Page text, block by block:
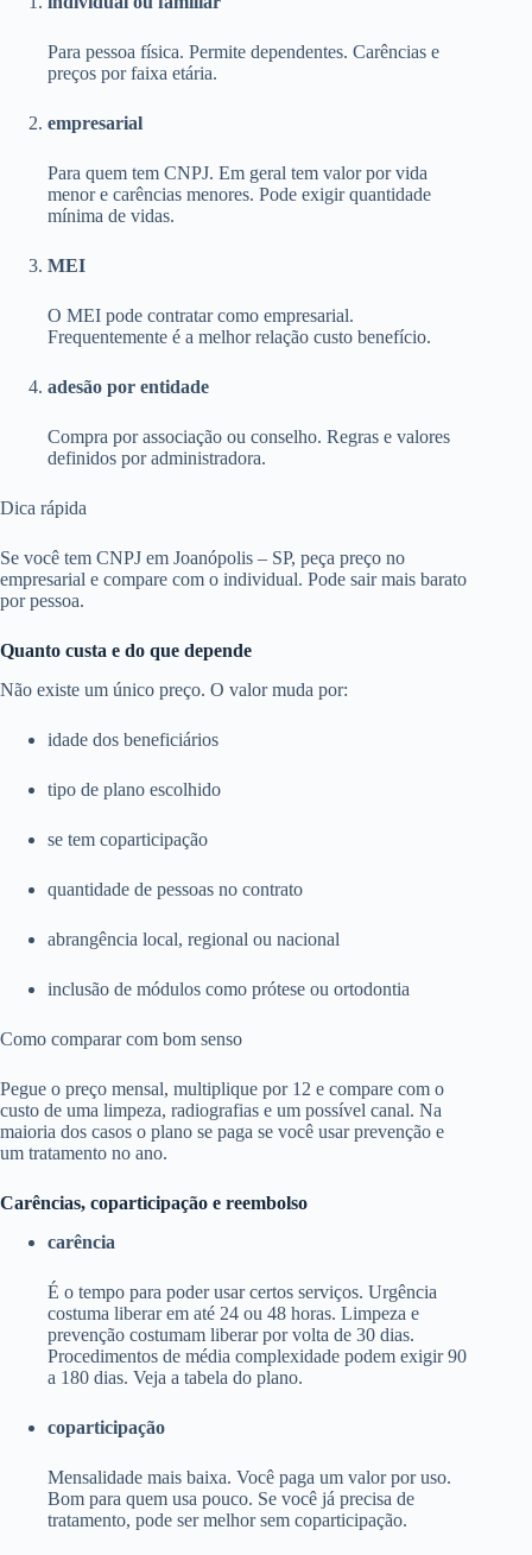
Para pessoa física. Permite dependentes. Carências e
preços por faixa etária.
empresarial
Para quem tem CNPJ. Em geral tem valor por vida
menor e carências menores. Pode exigir quantidade
mínima de vidas.
MEI
O MEI pode contratar como empresarial.
Frequentemente é a melhor relação custo benefício.
adesão por entidade
Compra por associação ou conselho. Regras e valores
definidos por administradora.
Dica rápida
Se você tem CNPJ em Joanópolis – SP, peça preço no
empresarial e compare com o individual. Pode sair mais barato
por pessoa.
Quanto custa e do que depende
Não existe um único preço. O valor muda por:
idade dos beneficiários
tipo de plano escolhido
se tem coparticipação
quantidade de pessoas no contrato
abrangência local, regional ou nacional
inclusão de módulos como prótese ou ortodontia
Como comparar com bom senso
Pegue o preço mensal, multiplique por 12 e compare com o
custo de uma limpeza, radiografias e um possível canal. Na
maioria dos casos o plano se paga se você usar prevenção e
um tratamento no ano.
Carências, coparticipação e reembolso
carência
É o tempo para poder usar certos serviços. Urgência
costuma liberar em até 24 ou 48 horas. Limpeza e
prevenção costumam liberar por volta de 30 dias.
Procedimentos de média complexidade podem exigir 90
a 180 dias. Veja a tabela do plano.
coparticipação
Mensalidade mais baixa. Você paga um valor por uso.
Bom para quem usa pouco. Se você já precisa de
tratamento, pode ser melhor sem coparticipação.